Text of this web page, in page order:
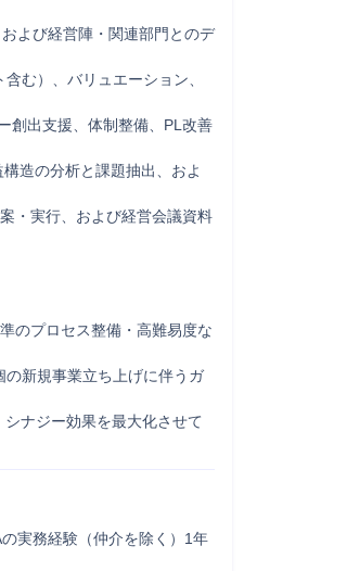
よび経営陣・関連部門とのデ
む）、バリュエーション、
創出支援、体制整備、PL改善
造の分析と課題抽出、およ
・実行、および経営会議資料
のプロセス整備・高難易度な
新規事業立ち上げに伴うガ
ナジー効果を最大化させて
実務経験（仲介を除く）1年